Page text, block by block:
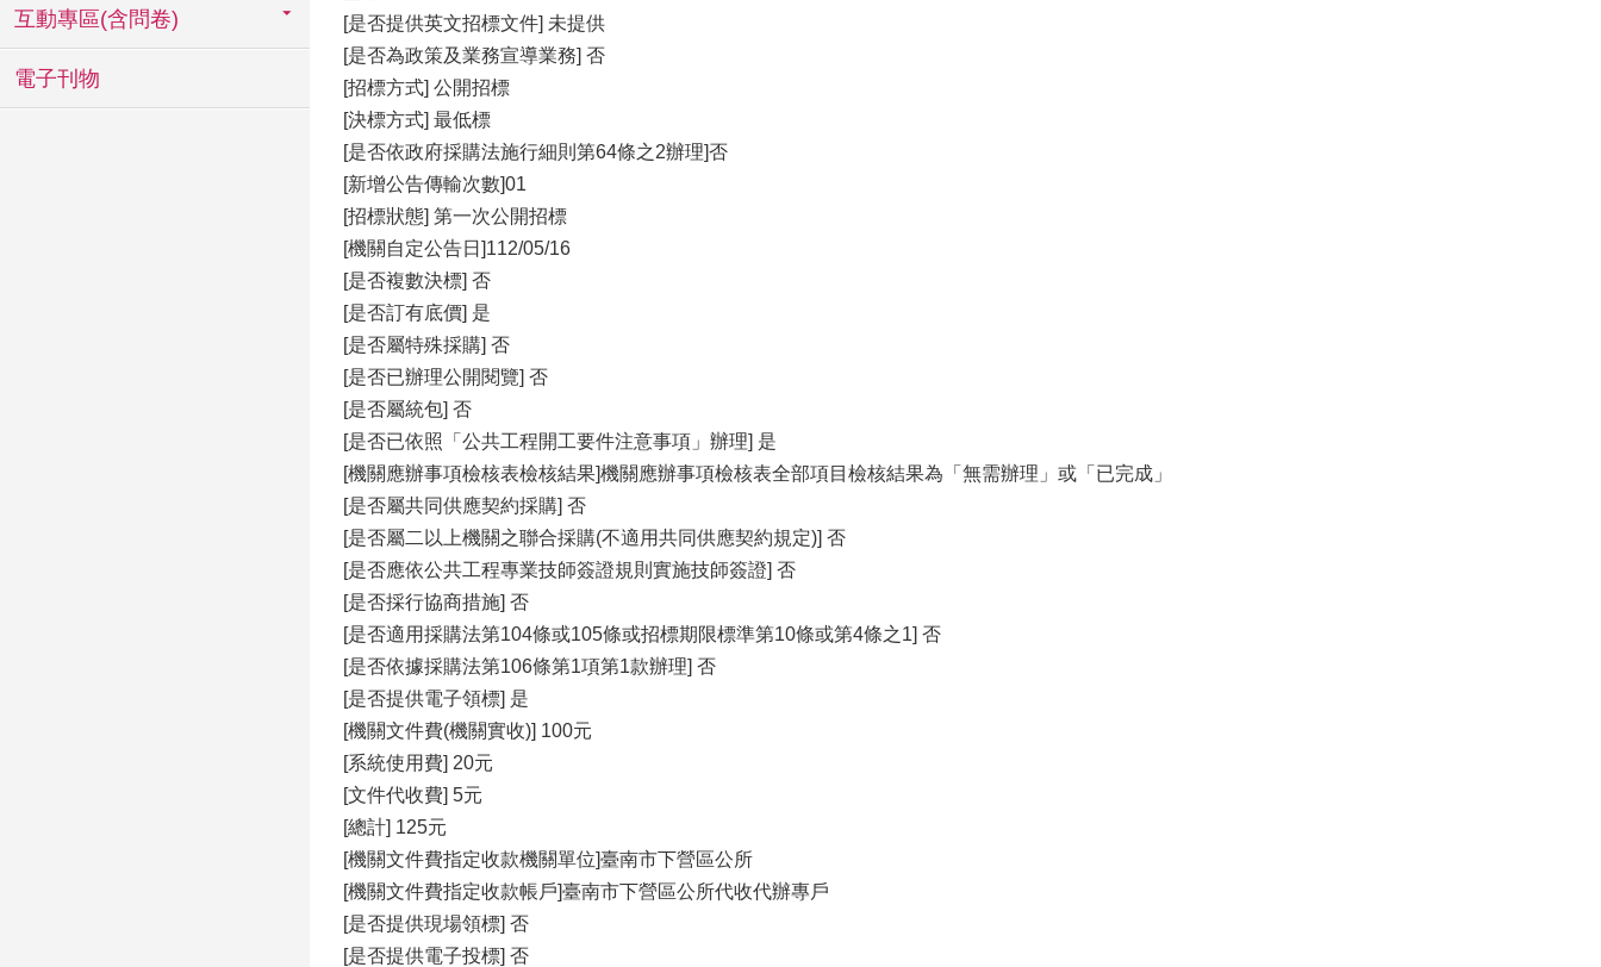
互動專區(含問卷)
電子刊物
[是否提供英文招標文件] 未提供
[是否為政策及業務宣導業務] 否
[招標方式] 公開招標
[決標方式] 最低標
[是否依政府採購法施行細則第64條之2辦理]否
[新增公告傳輸次數]01
[招標狀態] 第一次公開招標
[機關自定公告日]112/05/16
[是否複數決標] 否
[是否訂有底價] 是
[是否屬特殊採購] 否
[是否已辦理公開閱覽] 否
[是否屬統包] 否
[是否已依照「公共工程開工要件注意事項」辦理] 是
[機關應辦事項檢核表檢核結果]機關應辦事項檢核表全部項目檢核結果為「無需辦理」或「已完成」
[是否屬共同供應契約採購] 否
[是否屬二以上機關之聯合採購(不適用共同供應契約規定)] 否
[是否應依公共工程專業技師簽證規則實施技師簽證] 否
[是否採行協商措施] 否
[是否適用採購法第104條或105條或招標期限標準第10條或第4條之1] 否
[是否依據採購法第106條第1項第1款辦理] 否
[是否提供電子領標] 是
[機關文件費(機關實收)] 100元
[系統使用費] 20元
[文件代收費] 5元
[總計] 125元
[機關文件費指定收款機關單位]臺南市下營區公所
[機關文件費指定收款帳戶]臺南市下營區公所代收代辦專戶
[是否提供現場領標] 否
[是否提供電子投標] 否